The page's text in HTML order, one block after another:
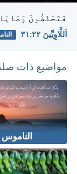
فَتَحْفَظُونَ
اَللَّاوِيِّينَ ٢٢:‏٣١
مواضيع ذات
الناموس